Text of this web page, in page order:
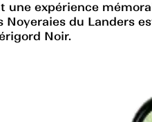
une expérience
Noyeraies du Landers
Noir.